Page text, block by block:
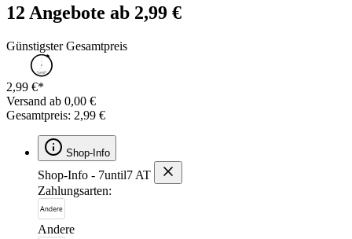
12 Angebote ab 2,99 €
Günstigster Gesamtpreis
2,99 €*
Versand ab 0,00 €
Gesamtpreis: 2,99 €
Shop-Info
Shop-Info - 7until7 AT
Zahlungsarten:
Andere